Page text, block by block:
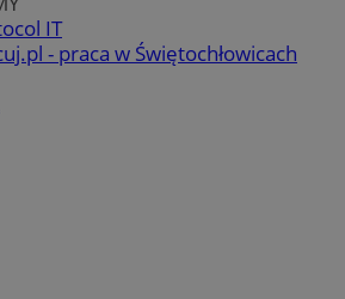
IT
- praca w Świętochłowicach